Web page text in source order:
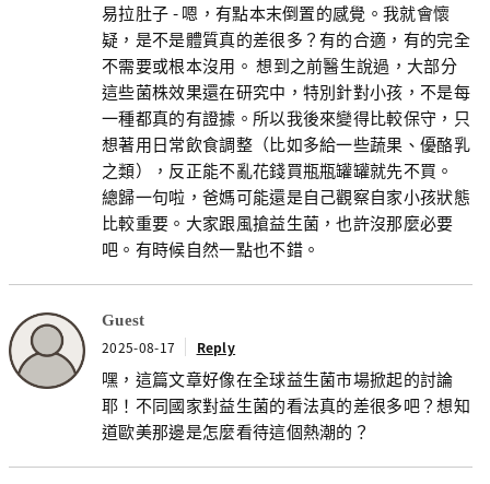
易拉肚子 - 嗯，有點本末倒置的感覺。我就會懷
疑，是不是體質真的差很多？有的合適，有的完全
不需要或根本沒用。 想到之前醫生說過，大部分
這些菌株效果還在研究中，特別針對小孩，不是每
一種都真的有證據。所以我後來變得比較保守，只
想著用日常飲食調整（比如多給一些蔬果、優酪乳
之類），反正能不亂花錢買瓶瓶罐罐就先不買。
總歸一句啦，爸媽可能還是自己觀察自家小孩狀態
比較重要。大家跟風搶益生菌，也許沒那麼必要
吧。有時候自然一點也不錯。
Guest
2025-08-17 Reply
嘿，這篇文章好像在全球益生菌市場掀起的討論
耶！不同國家對益生菌的看法真的差很多吧？想知
道歐美那邊是怎麼看待這個熱潮的？